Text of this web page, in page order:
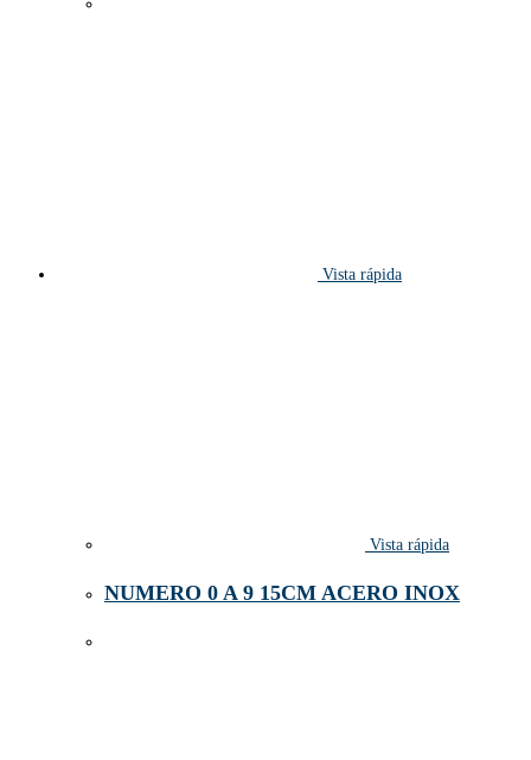
Vista rápida
Vista rápida
NUMERO 0 A 9 15CM ACERO INOX